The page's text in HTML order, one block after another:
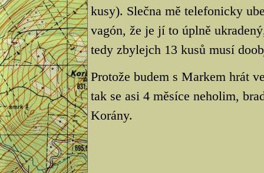
kusy). Slečna mě telefonicky
vagón, že je jí to úplně
tedy zbylejch 13 kusů musí
Protože budem s Markem hrát
tak se asi 4 měsíce neholim,
Korány.